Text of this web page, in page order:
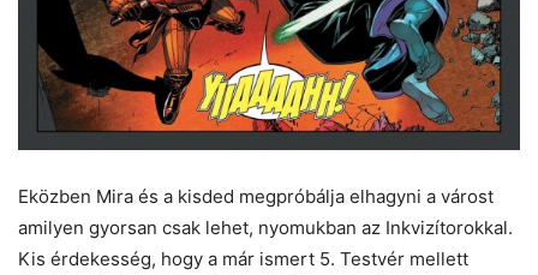
Eközben Mira és a kisded megpróbálja elhagyni a várost
amilyen gyorsan csak lehet, nyomukban az Inkvizítorokkal.
Kis érdekesség, hogy a már ismert 5. Testvér mellett